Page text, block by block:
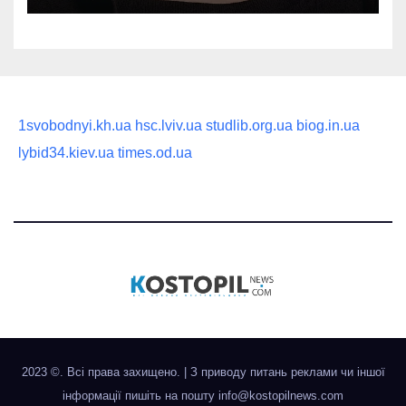
1svobodnyi.kh.ua hsc.lviv.ua studlib.org.ua biog.in.ua
lybid34.kiev.ua times.od.ua
2023 ©. Всі права захищено.
З приводу питань реклами чи іншої
інформації пишіть на пошту info@kostopilnews.com